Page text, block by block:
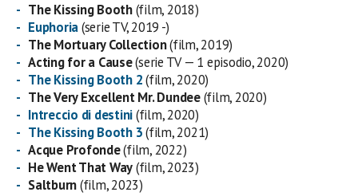
The Kissing Booth(film, 2018)
Euphoria(serie TV, 2019 -)
The Mortuary Collection(film, 2019)
Acting for a Cause(serie TV — 1 episodio, 2020)
The Kissing Booth 2(film, 2020)
The Very Excellent Mr. Dundee(film, 2020)
Intreccio di destini(film, 2020)
The Kissing Booth 3(film, 2021)
Acque Profonde(film, 2022)
He Went That Way(film, 2023)
Saltburn(film, 2023)